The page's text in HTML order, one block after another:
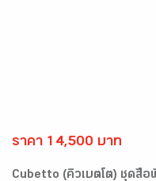
ราคา 14,500 บาท
Cubetto (คิวเบตโต) ชุดสื่